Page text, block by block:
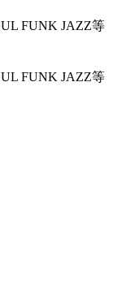
FUNK JAZZ等
FUNK JAZZ等